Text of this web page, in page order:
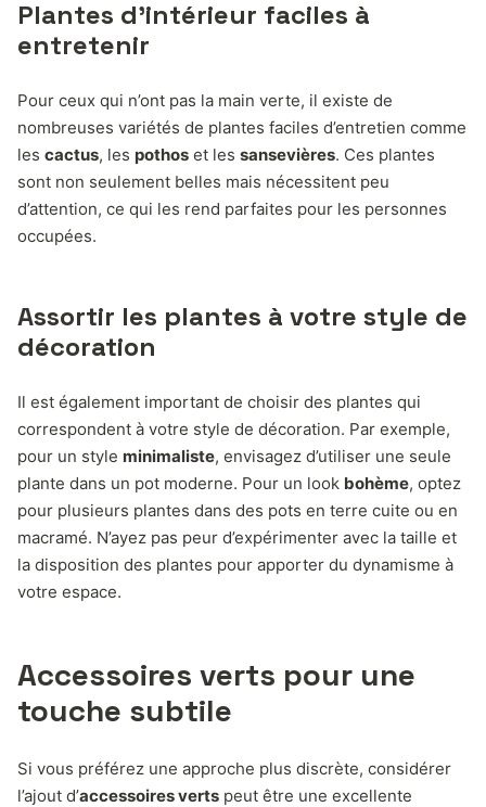
Plantes d’intérieur faciles à
entretenir
Pour ceux qui n’ont pas la main verte, il existe de
nombreuses variétés de plantes faciles d’entretien comme
les cactus, les pothos et les sansevières. Ces plantes
sont non seulement belles mais nécessitent peu
d’attention, ce qui les rend parfaites pour les personnes
occupées.
Assortir les plantes à votre style de
décoration
Il est également important de choisir des plantes qui
correspondent à votre style de décoration. Par exemple,
pour un style minimaliste, envisagez d’utiliser une seule
plante dans un pot moderne. Pour un look bohème, optez
pour plusieurs plantes dans des pots en terre cuite ou en
macramé. N’ayez pas peur d’expérimenter avec la taille et
la disposition des plantes pour apporter du dynamisme à
votre espace.
Accessoires verts pour une
touche subtile
Si vous préférez une approche plus discrète, considérer
l’ajout d’accessoires verts peut être une excellente